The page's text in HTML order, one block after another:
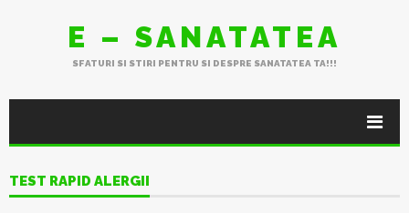
E – SANATATEA
SFATURI SI STIRI PENTRU SI DESPRE SANATATEA TA!!!
TEST RAPID ALERGII